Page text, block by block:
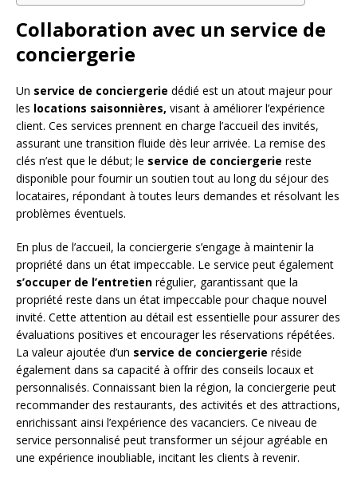
Collaboration avec un service de
conciergerie
Un service de conciergerie dédié est un atout majeur pour
les locations saisonnières, visant à améliorer l’expérience
client. Ces services prennent en charge l’accueil des invités,
assurant une transition fluide dès leur arrivée. La remise des
clés n’est que le début; le service de conciergerie reste
disponible pour fournir un soutien tout au long du séjour des
locataires, répondant à toutes leurs demandes et résolvant les
problèmes éventuels.
En plus de l’accueil, la conciergerie s’engage à maintenir la
propriété dans un état impeccable. Le service peut également
s’occuper de l’entretien régulier, garantissant que la
propriété reste dans un état impeccable pour chaque nouvel
invité. Cette attention au détail est essentielle pour assurer des
évaluations positives et encourager les réservations répétées.
La valeur ajoutée d’un service de conciergerie réside
également dans sa capacité à offrir des conseils locaux et
personnalisés. Connaissant bien la région, la conciergerie peut
recommander des restaurants, des activités et des attractions,
enrichissant ainsi l’expérience des vacanciers. Ce niveau de
service personnalisé peut transformer un séjour agréable en
une expérience inoubliable, incitant les clients à revenir.